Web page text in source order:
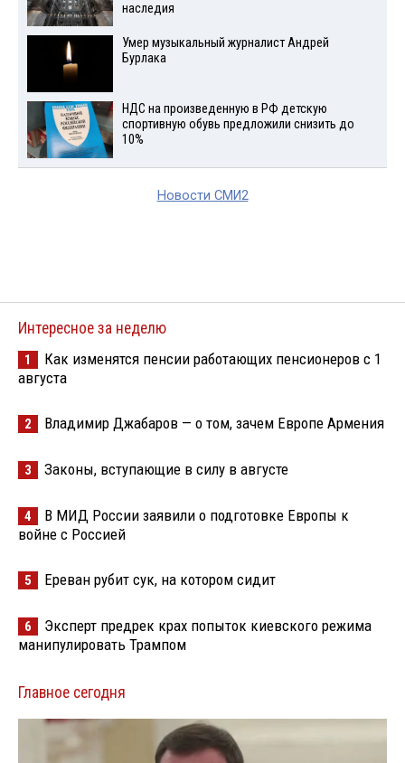
наследия
Умер музыкальный журналист Андрей
Бурлака
НДС на произведенную в РФ детскую
спортивную обувь предложили снизить до
10%
Новости СМИ2
Интересное за неделю
1
Как изменятся пенсии работающих пенсионеров с 1
августа
2 Владимир Джабаров — о том, зачем Европе Армения
3 Законы, вступающие в силу в августе
4
В МИД России заявили о подготовке Европы к
войне с Россией
5 Ереван рубит сук, на котором сидит
6
Эксперт предрек крах попыток киевского режима
манипулировать Трампом
Главное сегодня